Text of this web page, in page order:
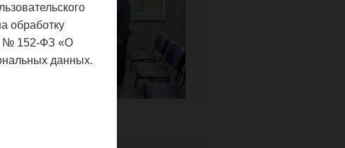
обработку
№ 152-ФЗ «О
данных.